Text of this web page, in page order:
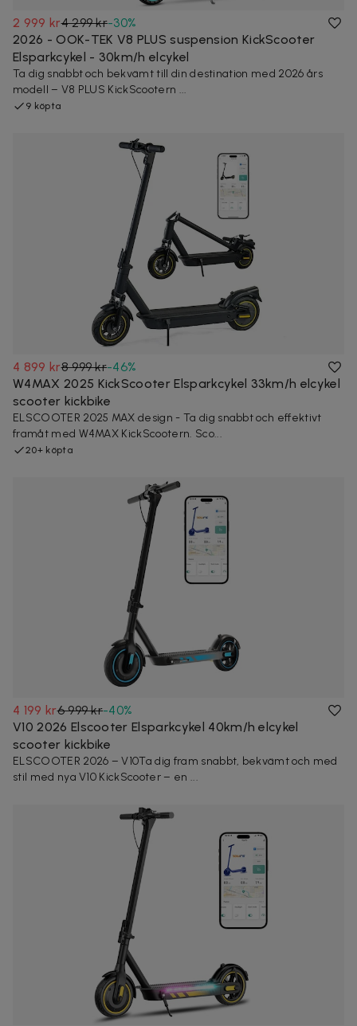
2 999 kr4 299 kr-30%
2026 - OOK-TEK V8 PLUS suspension KickScooter
Elsparkcykel - 30km/h elcykel
Ta dig snabbt och bekvämt till din destination med 2026 års
modell – V8 PLUS KickScootern ...
9 köpta
4 899 kr8 999 kr-46%
W4MAX 2025 KickScooter Elsparkcykel 33km/h elcykel
scooter kickbike
ELSCOOTER 2025 MAX design - Ta dig snabbt och effektivt
framåt med W4MAX KickScootern. Sco...
20+ köpta
4 199 kr6 999 kr-40%
V10 2026 Elscooter Elsparkcykel 40km/h elcykel
scooter kickbike
ELSCOOTER 2026 – V10Ta dig fram snabbt, bekvämt och med
stil med nya V10 KickScooter – en ...